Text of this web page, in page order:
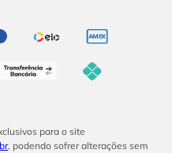
para o site
, podendo sofrer alterações sem